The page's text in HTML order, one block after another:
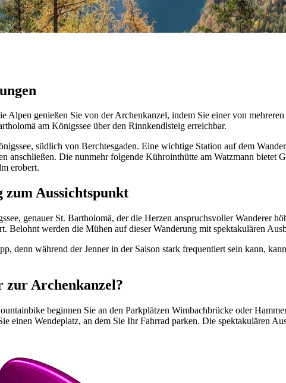
Alpen genießen Sie von der Archenkanzel, indem Sie einer von
am Königssee über den Rinnkendlsteig erreichbar.
südlich von Berchtesgaden. Eine wichtige Station auf dem
anschließen. Die nunmehr folgende Kührointhütte am Watzmann bietet
erobert.
zum Aussichtspunkt
genauer St. Bartholomä, der die Herzen anspruchsvoller Wanderer
Belohnt werden die Mühen auf dieser Wanderung mit spektakulären
denn während der Jenner in der Saison stark frequentiert sein kann,
zur Archenkanzel?
beginnen Sie an den Parkplätzen Wimbachbrücke oder
einen Wendeplatz, an dem Sie Ihr Fahrrad parken. Die spektakulären